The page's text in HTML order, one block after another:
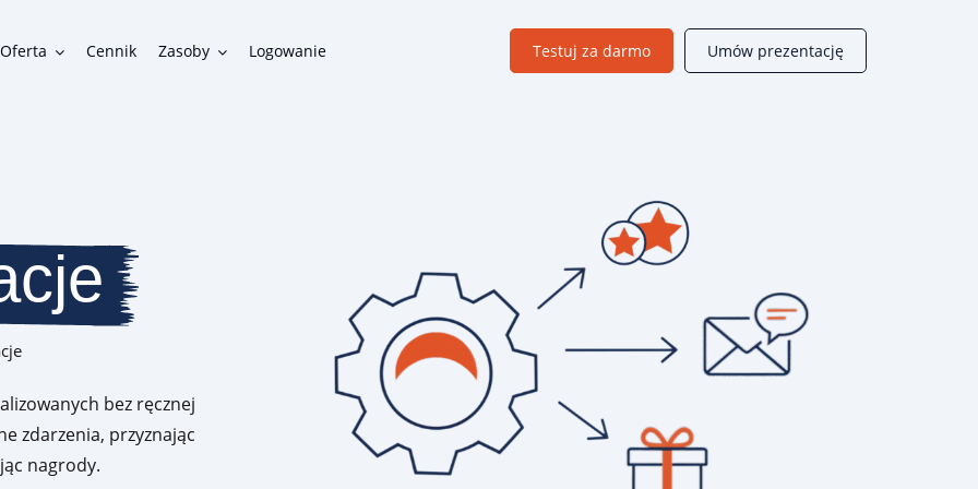
Testuj za darmo Umów prezentację
Oferta Cennik Zasoby
Logowanie
Dedykowane rozwiązania wspierające sprzedaż w firmach
handlowych B2B
Integracje
Możliwości połączenia programu lojalnościowego z innymi
bez ręcznej
zdarzenia, przyznając
nagrody.